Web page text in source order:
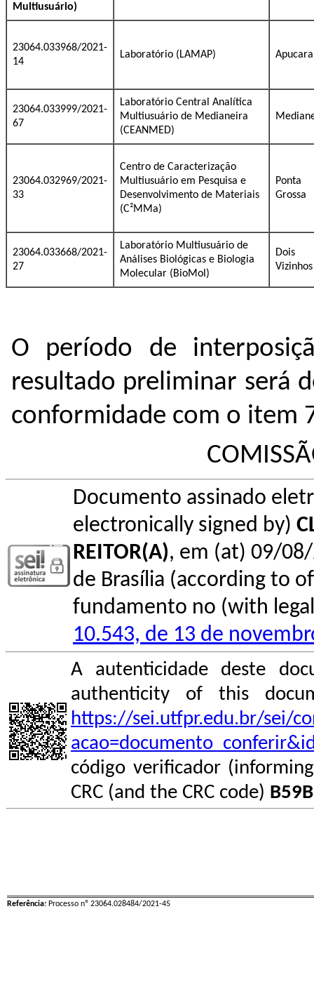
Multiusuário)
23064.033968/2021-
14
Laboratório (LAMAP)
23064.033999/2021-
67
Laboratório Central Analítica
Multiusuário de Medianeira
(CEANMED)
23064.032969/2021-
33
Centro de Caracterização
Multiusuário em Pesquisa e
Desenvolvimento de Materiais
(C²MMa)
Ponta
Grossa
23064.033668/2021-
27
Laboratório Multiusuário de
Análises Biológicas e Biologia
Molecular (BioMol)
Dois
Vizinhos
O período de
resultado preliminar será
conformidade com o item
Documento assinado
electronically signed by)
REITOR(A), em (at) 09/
de Brasília (according to
fundamento no (with
10.543, de 13 de
A autenticidade deste
authenticity of this
https://sei.utfpr.edu.br/sei/
código verificador
CRC (and the CRC code)
Referência: Processo nº 23064.028484/2021-45